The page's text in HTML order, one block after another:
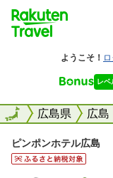
全国広島県 広島
全国
ピンポンホテル広島